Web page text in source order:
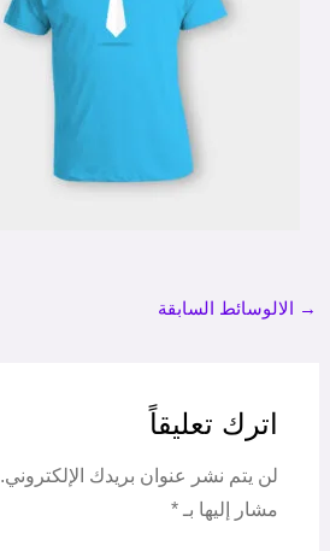
→ الالوسائط السابقة
اترك تعليقاً
لن يتم نشر عنوان بريدك الإلكتروني.
مشار إليها بـ *